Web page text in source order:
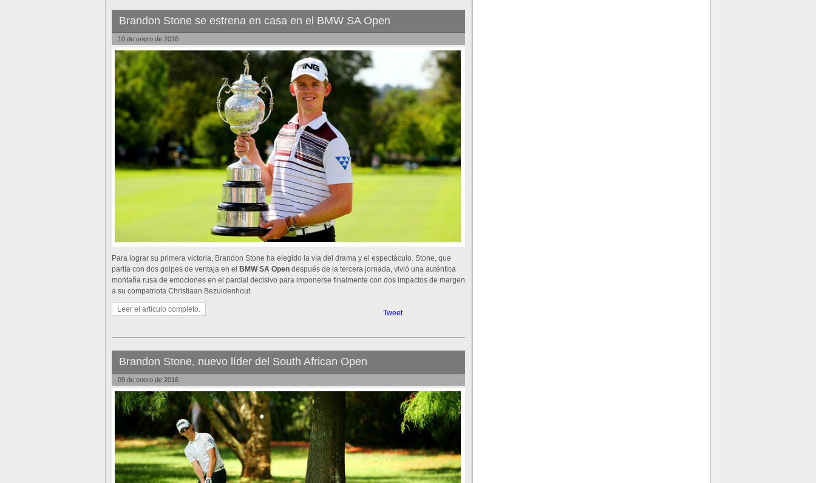
Brandon Stone se estrena en casa en el BMW SA Open
10 de enero de 2016
Para lograr su primera victoria, Brandon Stone ha elegido la vía del drama y el espectáculo. Stone, que
partía con dos golpes de ventaja en el
BMW SA Open después de la tercera jornada, vivió una auténtica
montaña rusa de emociones en el parcial decisivo para imponerse finalmente con dos impactos de margen
a su compatriota Christiaan Bezuidenhout.
Leer el artículo completo. Tweet
Brandon Stone, nuevo líder del South African Open
09 de enero de 2016